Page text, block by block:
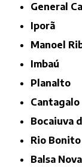
General
Iporã
Manoel
Imbaú
Planalto
Cantagalo
Bocaiuva
Rio
Balsa Nova